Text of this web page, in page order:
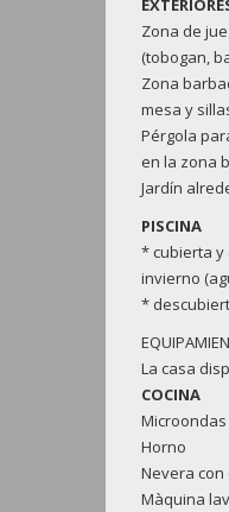
Zona de
(tobogan,
Zona
mesa y
Pérgola
en la zona
Jardín
PISCINA
* cubierta y
invierno
*
La casa
COCINA
Microondas
Horno
Nevera
Màquina